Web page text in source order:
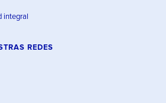
integral
REDES